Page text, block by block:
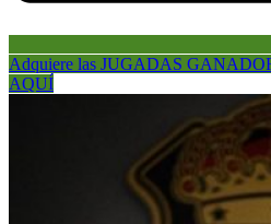
Adquiere las JUGADAS
AQUÍ